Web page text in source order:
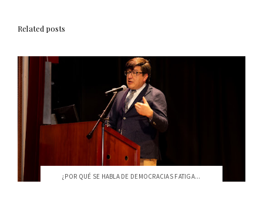
Related posts
¿POR QUÉ SE HABLA DE DEMOCRACIAS FATIGA...